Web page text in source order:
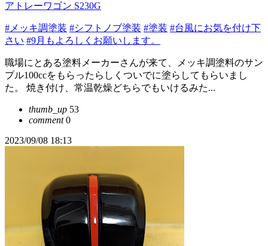
アトレーワゴン S230G
#メッキ調塗装 #シフトノブ塗装 #塗装 #台風にお気を付け下
さい #9月もよろしくお願いします。
職場にとある塗料メーカーさんが来て、メッキ調塗料のサン
プル100ccをもらったらしくついでに塗らしてもらいまし
た。 焼き付け、常温乾燥どちらでもいけるみた...
thumb_up 53
comment0
2023/09/08 18:13